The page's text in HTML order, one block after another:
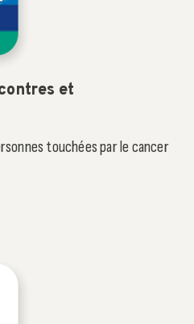
et
touchées par le cancer